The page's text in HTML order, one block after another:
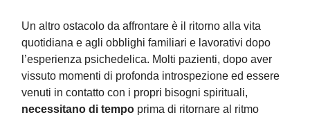
Un altro ostacolo da affrontare è il ritorno alla vita
quotidiana e agli obblighi familiari e lavorativi dopo
l’esperienza psichedelica. Molti pazienti, dopo aver
vissuto momenti di profonda introspezione ed essere
venuti in contatto con i propri bisogni spirituali,
necessitano di tempo prima di ritornare al ritmo